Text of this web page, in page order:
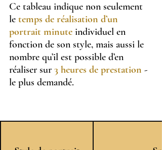
Ce tableau indique non seulement
le temps de réalisation d’un
portrait minute individuel en
fonction de son style, mais aussi le
nombre qu’il est possible d’en
réaliser sur 3 heures de prestation -
le plus demandé.